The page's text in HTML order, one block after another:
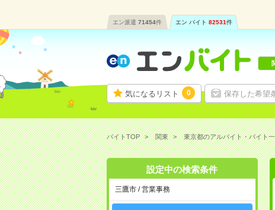
エン派遣 71454件 エン バイト 82531件
気になるリスト 0 保存した希望
バイトTOP 関東 東京都のアルバイト・バイト
設定中の検索条件
三鷹市 / 営業事務